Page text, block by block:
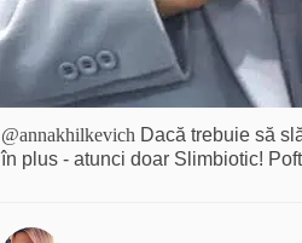
@annakhilkevich Dacă trebuie să
în plus - atunci doar Slimbiotic!